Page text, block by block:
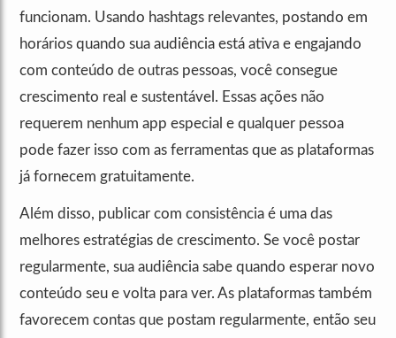
funcionam. Usando hashtags relevantes, postando em
horários quando sua audiência está ativa e engajando
com conteúdo de outras pessoas, você consegue
crescimento real e sustentável. Essas ações não
requerem nenhum app especial e qualquer pessoa
pode fazer isso com as ferramentas que as plataformas
já fornecem gratuitamente.
Além disso, publicar com consistência é uma das
melhores estratégias de crescimento. Se você postar
regularmente, sua audiência sabe quando esperar novo
conteúdo seu e volta para ver. As plataformas também
favorecem contas que postam regularmente, então seu